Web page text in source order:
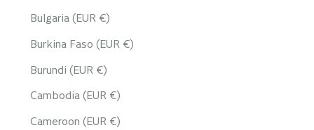
Bulgaria (EUR €)
Burkina Faso (EUR €)
Burundi (EUR €)
Cambodia (EUR €)
Cameroon (EUR €)